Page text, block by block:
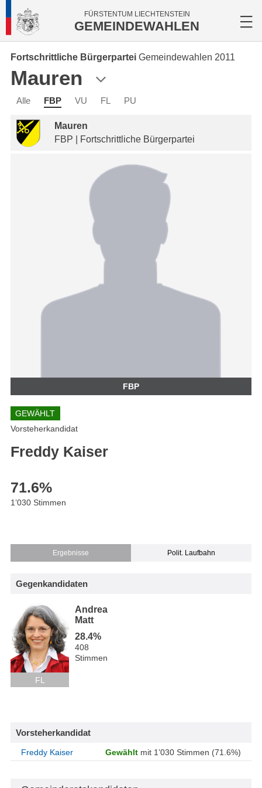
FÜRSTENTUM LIECHTENSTEIN
GEMEINDEWAHLEN
Fortschrittliche Bürgerpartei Gemeindewahlen 2011
Mauren
Alle FBP VU FL PU
Mauren
FBP | Fortschrittliche Bürgerpartei
FBP
GEWÄHLT
Vorsteherkandidat
Freddy Kaiser
71.6%
1’030 Stimmen
Ergebnisse Polit. Laufbahn
Gegenkandidaten
FL
Andrea
Matt
28.4%
408
Stimmen
Vorsteherkandidat
Freddy Kaiser Gewählt mit 1’030 Stimmen (71.6%)